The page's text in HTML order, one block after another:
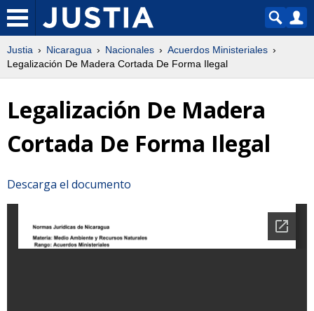
Justia Nicaragua Nacionales
Acuerdos Ministeriales
Legalización De Madera Cortada De Forma Ilegal
Legalización De Madera
Cortada De Forma Ilegal
Descarga el documento